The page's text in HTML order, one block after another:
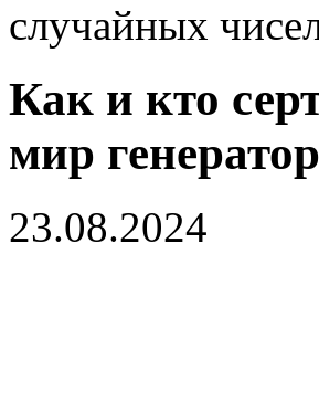
случайных
Как и кто
мир
23.08.2024